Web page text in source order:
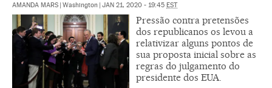
AMANDA MARS | Washington | JAN 21, 2020 - 19:45 EST
Pressão contra pretensões
dos republicanos os levou a
relativizar alguns pontos de
sua proposta inicial sobre as
regras do julgamento do
presidente dos EUA.